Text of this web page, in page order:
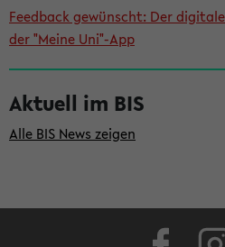
e
i
s
t
e
Feedback gewünscht: Der
der "Meine Uni"-App
Aktuell im BIS
Alle BIS News zeigen